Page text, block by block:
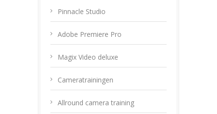
Pinnacle Studio
Adobe Premiere Pro
Magix Video deluxe
Cameratrainingen
Allround camera training